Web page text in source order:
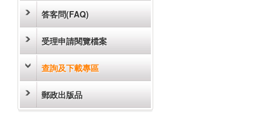
答客問(FAQ)
受理申請閱覽檔案
查詢及下載專區
郵政出版品